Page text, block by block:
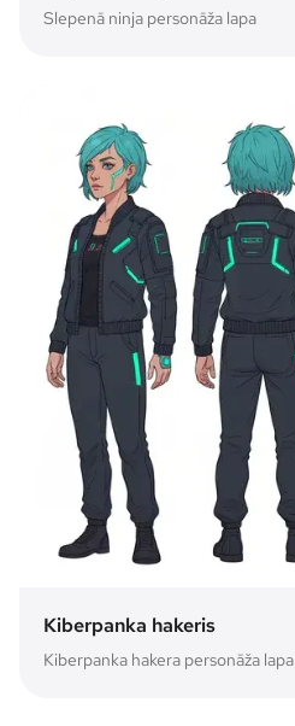
Slepenā ninja personāža lapa
Kiberpanka hakeris
Kiberpanka hakera personāža lapa